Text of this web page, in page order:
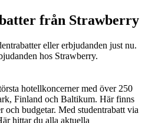
från Strawberry
eller erbjudanden just nu.
hos Strawberry.
hotellkoncerner med över 250
Finland och Baltikum. Här finns
budgetar. Med studentrabatt via
hittar du alla aktuella